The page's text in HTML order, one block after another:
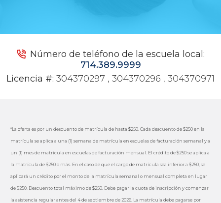
Número de teléfono de la escuela local:
714.389.9999
Licencia #: 304370297 , 304370296 , 304370971
*La oferta es por un descuento de matrícula de hasta $250. Cada descuento de $250 en la
matrícula se aplica a una (1) semana de matrícula en escuelas de facturación semanal y a
un (1) mes de matrícula en escuelas de facturación mensual. El crédito de $250 se aplica a
la matrícula de $250 o más. En el caso de que el cargo de matrícula sea inferior a $250, se
aplicará un crédito por el monto de la matrícula semanal o mensual completa en lugar
de $250. Descuento total máximo de $250. Debe pagar la cuota de inscripción y comenzar
la asistencia regular antes del 4 de septiembre de 2026. La matrícula debe pagarse por